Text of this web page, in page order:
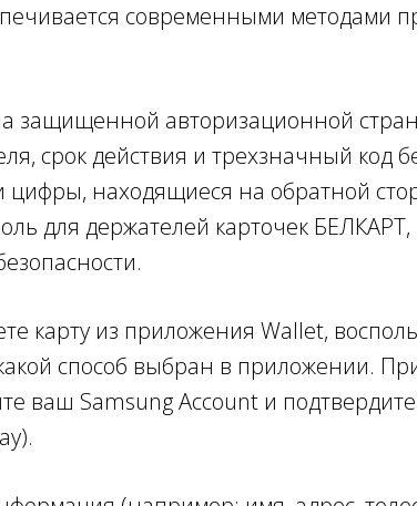
современными
защищенной авторизационной
срок действия и трехзначный код
цифры, находящиеся на обратной
для держателей карточек
карту из приложения Wallet,
способ выбран в приложении.
ваш Samsung Account и